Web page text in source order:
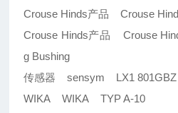
Crouse Hinds产品 Crouse
Crouse Hinds产品 Crouse
g Bushing
传感器 sensym LX1 801GBZ
WIKA WIKA TYP A-10